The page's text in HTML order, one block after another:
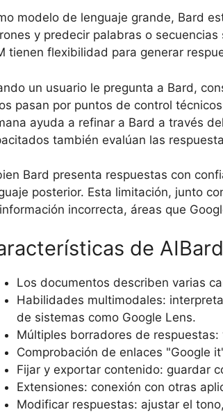
modelo de lenguaje grande, Bard
y predecir palabras o
tienen flexibilidad para generar
un usuario le pregunta a Bard,
pasan por puntos de control
ayuda a refinar a Bard a través
también evalúan las
Bard presenta respuestas con
posterior. Esta limitación, junto
incorrecta, áreas que
de
Los documentos describen varias
Habilidades multimodales:
de sistemas como Google Lens.
Múltiples borradores de
Comprobación de enlaces "Google
Fijar y exportar contenido: guardar
Extensiones: conexión con otras
Modificar respuestas: ajustar el